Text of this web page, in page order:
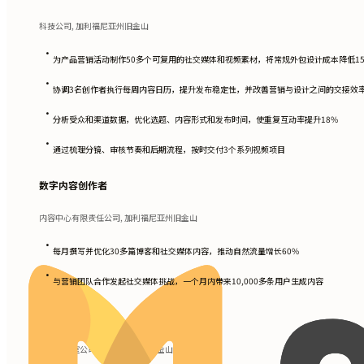
科技公司, 加利福尼亚州旧金山
• 为产品营销活动制作50多个可复用的社交媒体和视频素材，将常规外包设计成本降低
• 协调3名创作者执行每周内容日历，提升发布稳定性，并改善营销与设计之间的交接效
• 分析受众和渠道数据，优化选题、内容形式和发布时间，使重复互动率提升18%
• 通过梳理分镜、审核节奏和后期流程，按时交付3个系列视频项目
数字内容创作者
内容中心有限责任公司, 加利福尼亚州旧金山
• 每月撰写并优化30多篇博客和社交媒体内容，推动自然流量增长60%
• 与营销团队合作发起社交媒体挑战，一个月内带来10,000多条用户生成内容
媒体工作室公司, 加利福尼亚州旧金山